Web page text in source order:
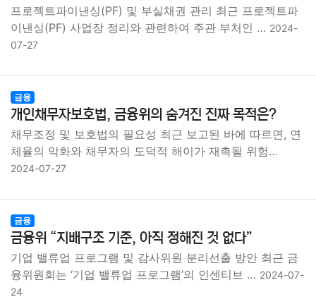
프로젝트파이낸싱(PF) 및 부실채권 관리 최근 프로젝트파
이낸싱(PF) 사업장 정리와 관련하여 주관 부처인 … 2024-
07-27
금융
개인채무자보호법, 금융위의 숨겨진 진짜 목적은?
채무조정 및 보호법의 필요성 최근 보고된 바에 따르면, 연
체율의 악화와 채무자의 도덕적 해이가 재촉될 위험…
2024-07-27
금융
금융위 “지배구조 기준, 아직 정해진 것 없다”
기업 밸류업 프로그램 및 감사위원 분리선출 방안 최근 금
융위원회는 ‘기업 밸류업 프로그램’의 인센티브 … 2024-07-
24